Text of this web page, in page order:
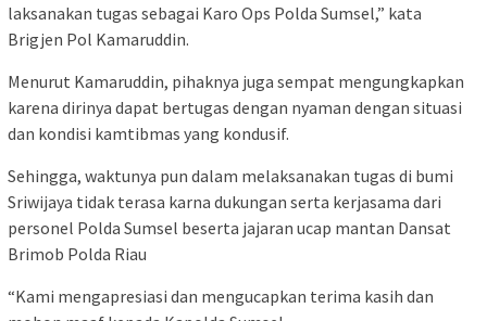
laksanakan tugas sebagai Karo Ops Polda Sumsel,” kata
Brigjen Pol Kamaruddin.
Menurut Kamaruddin, pihaknya juga sempat mengungkapkan
karena dirinya dapat bertugas dengan nyaman dengan situasi
dan kondisi kamtibmas yang kondusif.
Sehingga, waktunya pun dalam melaksanakan tugas di bumi
Sriwijaya tidak terasa karna dukungan serta kerjasama dari
personel Polda Sumsel beserta jajaran ucap mantan Dansat
Brimob Polda Riau
“Kami mengapresiasi dan mengucapkan terima kasih dan